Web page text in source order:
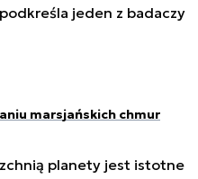
jeden z badaczy
marsjańskich chmur
planety jest istotne